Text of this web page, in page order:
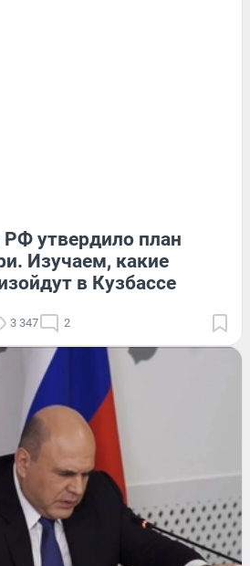
РФ утвердило план
Изучаем, какие
в Кузбассе
3 347 2